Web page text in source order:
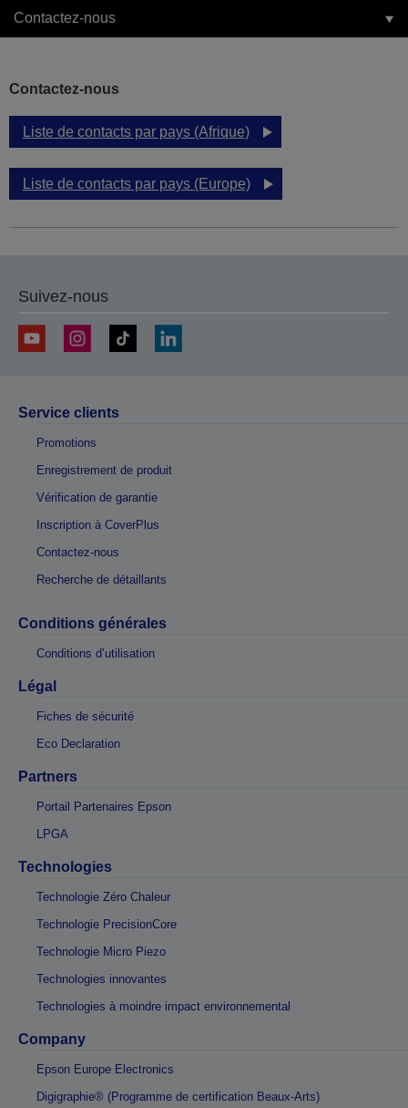
Contactez-nous
Contactez-nous
Liste de contacts par pays (Afrique)
Liste de contacts par pays (Europe)
Suivez-nous
Service clients
Promotions
Enregistrement de produit
Vérification de garantie
Inscription à CoverPlus
Contactez-nous
Recherche de détaillants
Conditions générales
Conditions d’utilisation
Légal
Fiches de sécurité
Eco Declaration
Partners
Portail Partenaires Epson
LPGA
Technologies
Technologie Zéro Chaleur
Technologie PrecisionCore
Technologie Micro Piezo
Technologies innovantes
Technologies à moindre impact environnemental
Company
Epson Europe Electronics
Digigraphie® (Programme de certification Beaux-Arts)